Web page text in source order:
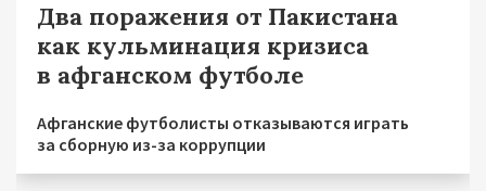
Два поражения от Пакистана
как кульминация кризиса
в афганском футболе
Афганские футболисты отказываются играть
за сборную из-за коррупции